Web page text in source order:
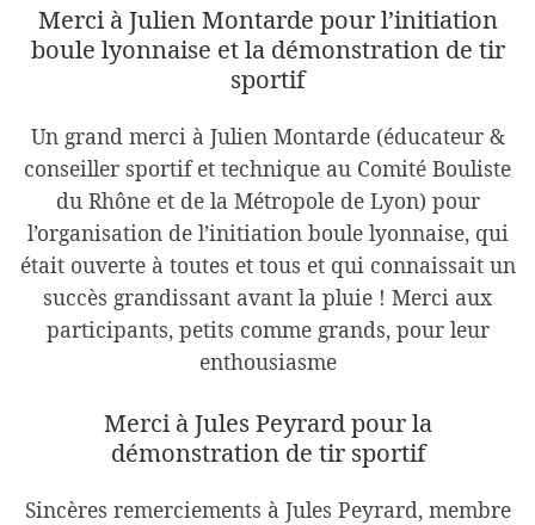
Merci à Julien Montarde pour l’initiation
boule lyonnaise et la démonstration de tir
sportif
Un grand merci à Julien Montarde (éducateur &
conseiller sportif et technique au Comité Bouliste
du Rhône et de la Métropole de Lyon) pour
l’organisation de l’initiation boule lyonnaise, qui
était ouverte à toutes et tous et qui connaissait un
succès grandissant avant la pluie ! Merci aux
participants, petits comme grands, pour leur
enthousiasme
Merci à Jules Peyrard pour la
démonstration de tir sportif
Sincères remerciements à Jules Peyrard, membre